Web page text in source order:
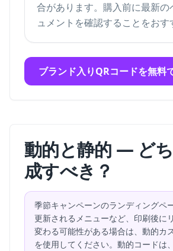
合があります。購入前に最新の
ュメントを確認することをおす
ブランド入りQRコードを無料
動的と静的 — ど
成すべき？
季節キャンペーンのランディングペ
更新されるメニューなど、印刷後に
変わる可能性がある場合は、動的カ
を使用してください。動的コードは